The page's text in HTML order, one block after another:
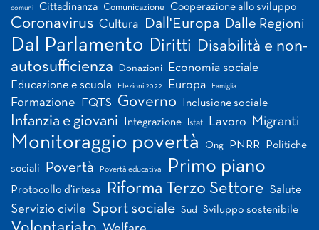
comuni Cittadinanza Comunicazione Cooperazione allo sviluppo
Coronavirus Cultura Dall'Europa Dalle Regioni
Dal Parlamento Diritti Disabilità e non-
autosufficienza
Donazioni Economia sociale
Educazione e scuola Elezioni 2022 Europa Famiglia
Formazione FQTS Governo Inclusione sociale
Infanzia e giovani Integrazione Istat Lavoro Migranti
Monitoraggio povertà Ong PNRR Politiche
sociali Povertà Povertà educativa Primo piano
Protocollo d'intesa Riforma Terzo Settore Salute
Servizio civile Sport sociale Sud Sviluppo sostenibile